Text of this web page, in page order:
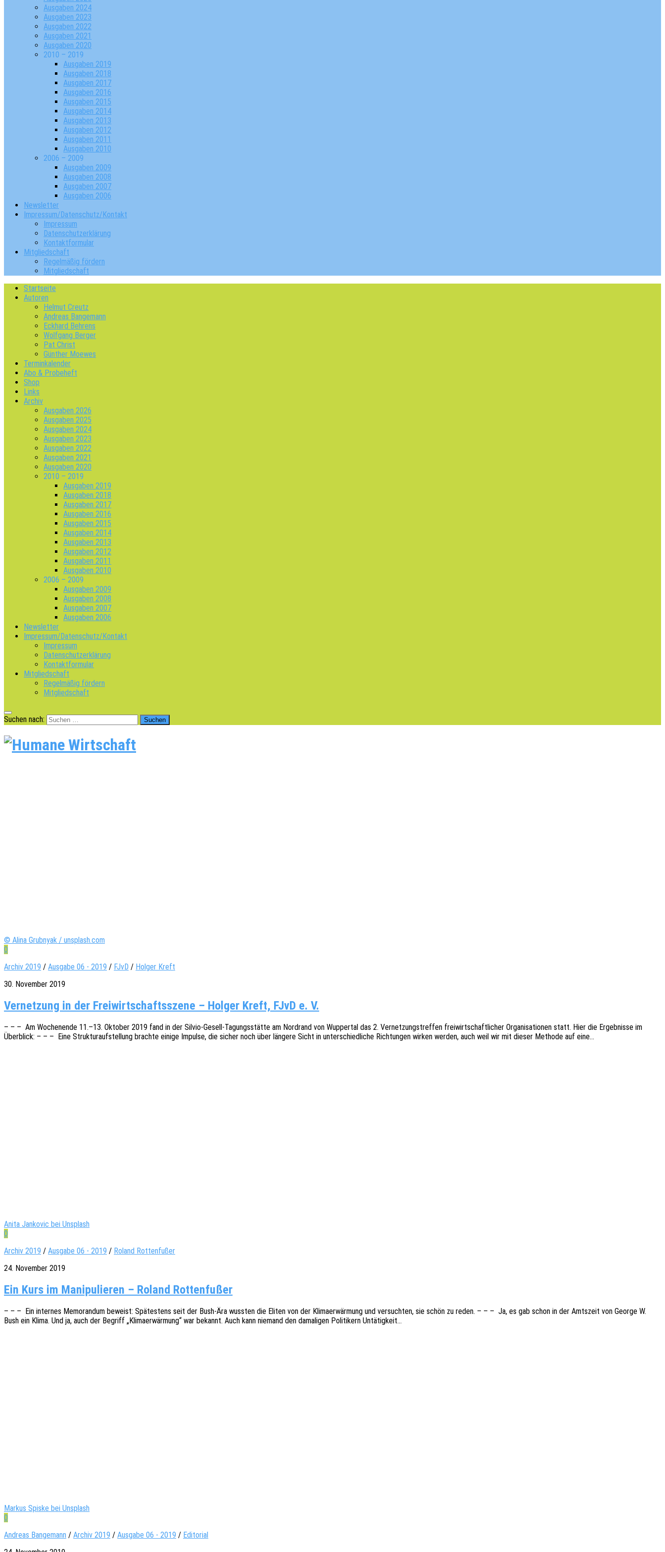
Ausgaben 2024
Ausgaben 2023
Ausgaben 2022
Ausgaben 2021
Ausgaben 2020
2010 – 2019
Ausgaben 2019
Ausgaben 2018
Ausgaben 2017
Ausgaben 2016
Ausgaben 2015
Ausgaben 2014
Ausgaben 2013
Ausgaben 2012
Ausgaben 2011
Ausgaben 2010
2006 – 2009
Ausgaben 2009
Ausgaben 2008
Ausgaben 2007
Ausgaben 2006
Newsletter
Impressum/Datenschutz/Kontakt
Impressum
Datenschutzerklärung
Kontaktformular
Mitgliedschaft
Regelmäßig fördern
Mitgliedschaft
Startseite
Autoren
Helmut Creutz
Andreas Bangemann
Eckhard Behrens
Wolfgang Berger
Pat Christ
Günther Moewes
Terminkalender
Abo & Probeheft
Shop
Links
Archiv
Ausgaben 2026
Ausgaben 2025
Ausgaben 2024
Ausgaben 2023
Ausgaben 2022
Ausgaben 2021
Ausgaben 2020
2010 – 2019
Ausgaben 2019
Ausgaben 2018
Ausgaben 2017
Ausgaben 2016
Ausgaben 2015
Ausgaben 2014
Ausgaben 2013
Ausgaben 2012
Ausgaben 2011
Ausgaben 2010
2006 – 2009
Ausgaben 2009
Ausgaben 2008
Ausgaben 2007
Ausgaben 2006
Newsletter
Impressum/Datenschutz/Kontakt
Impressum
Datenschutzerklärung
Kontaktformular
Mitgliedschaft
Regelmäßig fördern
Mitgliedschaft
Suchen nach:
© Alina Grubnyak / unsplash.com
0
Archiv 2019 / Ausgabe 06 - 2019 / FJvD / Holger Kreft
30. November 2019
Vernetzung in der Freiwirtschaftsszene – Holger Kreft, FJvD e. V.
– – – Am Wochen­en­de 11.–13. Okto­ber 2019 fand in der Silvio-Gesell-Tagungs­­­stä­t­­te am Nord­rand von Wupper­tal das 2. Vernet­zungs­tref­fen frei­wirt­schaft­li­cher Orga­ni­sa­tio­nen statt. Hier die Ergeb­nis­se im
Über­blick: – – – Eine Struk­tur­auf­stel­lung brach­te einige Impul­se, die sicher noch über länge­re Sicht in unter­schied­li­che Rich­tun­gen wirken werden, auch weil wir mit dieser Metho­de auf eine…
Anita Jankovic bei Unsplash
0
Archiv 2019 / Ausgabe 06 - 2019 / Roland Rottenfußer
24. November 2019
Ein Kurs im Manipulieren – Roland Rottenfußer
– – – Ein inter­nes Memo­ran­dum beweist: Spätes­tens seit der Bush-Ära wuss­ten die Eliten von der Klima­er­wär­mung und versuch­ten, sie schön zu reden. – – – Ja, es gab schon in der Amts­zeit von George W.
Bush ein Klima. Und ja, auch der Begriff „Klima­er­wär­mung“ war bekannt. Auch kann niemand den dama­li­gen Poli­ti­kern Untätigkeit…
Markus Spiske bei Unsplash
0
Andreas Bangemann / Archiv 2019 / Ausgabe 06 - 2019 / Editorial